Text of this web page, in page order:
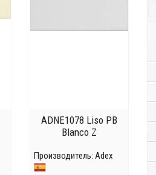
ADNE1078 Liso PB
Blanco Z
Производитель: Adex